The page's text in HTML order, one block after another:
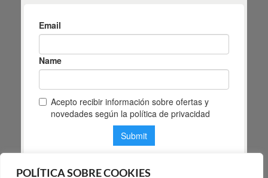
POLÍTICA SOBRE COOKIES